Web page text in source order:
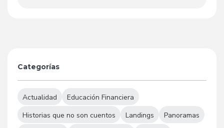
Categorías
Actualidad
Educación Financiera
Historias que no son cuentos
Landings
Panoramas